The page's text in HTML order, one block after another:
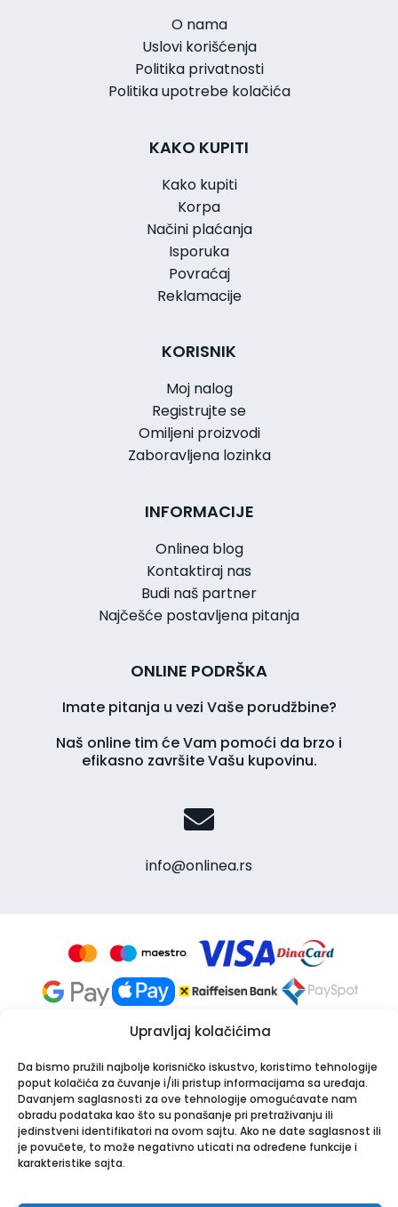
Upravljaj kolačićima
Da bismo pružili najbolje korisničko iskustvo, koristimo tehnologije
poput kolačića za čuvanje i/ili pristup informacijama sa uređaja.
Davanjem saglasnosti za ove tehnologije omogućavate nam
obradu podataka kao što su ponašanje pri pretraživanju ili
jedinstveni identifikatori na ovom sajtu. Ako ne date saglasnost ili
je povučete, to može negativno uticati na određene funkcije i
karakteristike sajta.
O nama
Uslovi korišćenja
Politika privatnosti
Politika upotrebe kolačića
KAKO KUPITI
Kako kupiti
Korpa
Načini plaćanja
Isporuka
Povraćaj
Reklamacije
KORISNIK
Moj nalog
Registrujte se
Omiljeni proizvodi
Zaboravljena lozinka
INFORMACIJE
Onlinea blog
Kontaktiraj nas
Budi naš partner
Najčešće postavljena pitanja
ONLINE PODRŠKA
Imate pitanja u vezi Vaše porudžbine?
Naš online tim će Vam pomoći da brzo i
efikasno završite Vašu kupovinu.
info@onlinea.rs
Apotekarska ustanova Onlinea
Bulevar Patrijarha Pavla 8A, 21000 Novi Sad
PIB: 114024247 | Matični broj: 26001250